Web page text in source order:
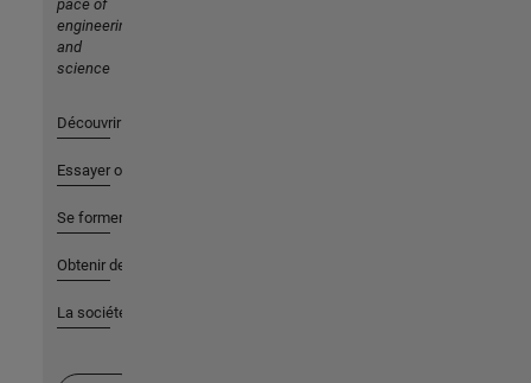
pace of
engineering
and
science
Découvrir les produits
Essayer ou acheter
Se former
Obtenir de l'aide
La société